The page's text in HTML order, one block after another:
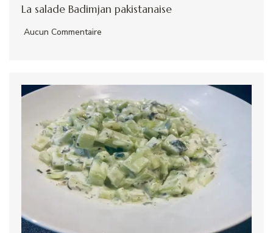
La salade Badimjan pakistanaise
Aucun Commentaire